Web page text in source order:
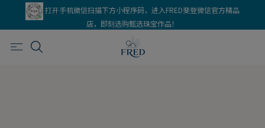
打开手机微信扫描下方小程序码，进入FRED斐登微信官方精品
店，即刻选购甄选珠宝作品！